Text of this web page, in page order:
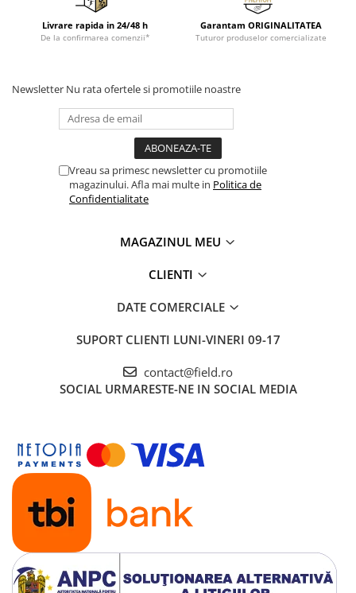
Livrare rapida in 24/48 h
De la confirmarea comenzii*
Garantam ORIGINALITATEA
Tuturor produselor comercializate
Newsletter Nu rata ofertele si promotiile noastre
Vreau sa primesc newsletter cu promotiile
magazinului. Afla mai multe in Politica de
Confidentialitate
MAGAZINUL MEU
CLIENTI
DATE COMERCIALE
SUPORT CLIENTI LUNI-VINERI 09-17
contact@field.ro
SOCIAL URMARESTE-NE IN SOCIAL MEDIA